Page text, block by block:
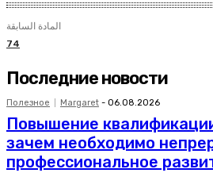
المادة السابقة
74
Последние новости
Полезное Margaret - 06.08.2026
Повышение
зачем необходимо
профессиональное